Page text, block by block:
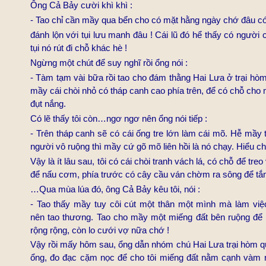
Ông Cả Bảy cười khì khì :
- Tao chỉ cần mầy qua bển cho có mặt hằng ngày chớ đâu
đánh lộn với tụi lưu manh đâu ! Cái lũ đó hể thấy có người
tụi nó rút đi chỗ khác hè !
Ngừng một chút để suy nghĩ rồi ổng nói :
- Tàm tạm vài bữa rồi tao cho đám thằng Hai Lưa ở trại
mầy cái chòi nhỏ có tháp canh cao phía trên, để có chỗ cho
đụt nắng.
Có lẽ thấy tôi còn…ngơ ngơ nên ổng nói tiếp :
- Trên tháp canh sẽ có cái ống tre lớn làm cái mõ. Hễ mầy
người vô ruộng thì mầy cứ gõ mõ liên hồi là nó chạy. Hiểu
Vậy là ít lâu sau, tôi có cái chòi tranh vách lá, có chỗ để treo
để nấu cơm, phía trước có cây cầu ván chờm ra sông để
…Qua mùa lúa đó, ông Cả Bảy kêu tôi, nói :
- Tao thấy mầy tuy côi cút một thân một mình mà làm
nên tao thương. Tao cho mầy một miếng đất bên ruộng
rộng rộng, còn lo cưới vợ nữa chớ !
Vậy rồi mấy hôm sau, ổng dẫn nhóm chú Hai Lưa trại hòm
ổng, đo đạc cặm nọc để cho tôi miếng đất nằm cạnh vàm